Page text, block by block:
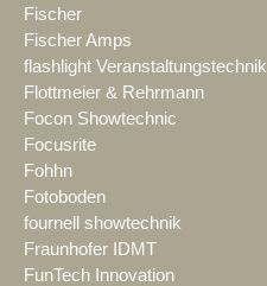
Fischer
Fischer Amps
flashlight Veranstaltungstechnik
Flottmeier & Rehrmann
Focon Showtechnic
Focusrite
Fohhn
Fotoboden
fournell showtechnik
Fraunhofer IDMT
FunTech Innovation